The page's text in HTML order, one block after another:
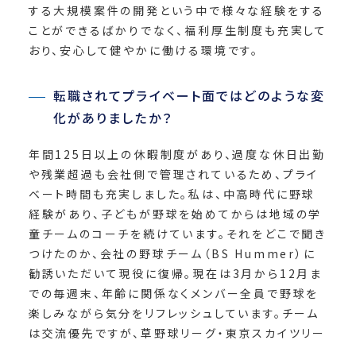
する大規模案件の開発という中で様々な経験をする
ことができるばかりでなく、福利厚生制度も充実して
おり、安心して健やかに働ける環境です。
転職されてプライベート面ではどのような変
化がありましたか？
年間125日以上の休暇制度があり、過度な休日出勤
や残業超過も会社側で管理されているため、プライ
ベート時間も充実しました。私は、中高時代に野球
経験があり、子どもが野球を始めてからは地域の学
童チームのコーチを続けています。それをどこで聞き
つけたのか、会社の野球チーム（BS Hummer）に
勧誘いただいて現役に復帰。現在は3月から12月ま
での毎週末、年齢に関係なくメンバー全員で野球を
楽しみながら気分をリフレッシュしています。チーム
は交流優先ですが、草野球リーグ・東京スカイツリー